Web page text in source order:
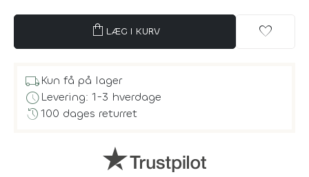
shopping_bag LÆG I KURV favorite
local_shippingKun få på lager
scheduleLevering: 1-3 hverdage
history100 dages returret